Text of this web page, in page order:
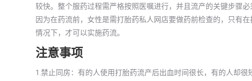
较快。整个服药过程需严格按照医嘱进行，并且流产的关键步骤
因为在药流前，女性是需打胎药私人网店要做药前检查的，只有
情况下，才可以实施药流。
注意事项
1.禁止同房：有的人使用打胎药流产后出血时间很长，有的人却